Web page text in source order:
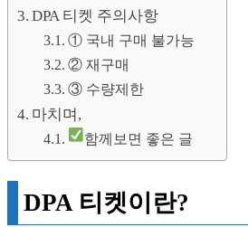
DPA 티켓 주의사항
① 국내 구매 불가능
② 재구매
③ 수량제한
마치며,
함께보면 좋은 글
DPA 티켓이란?